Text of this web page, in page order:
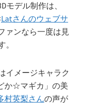
モデル制作は、
Latさんのウェブサ
ァンなら一度は見
イメージキャラク
か☆マギカ」の美
村英梨さんの声が